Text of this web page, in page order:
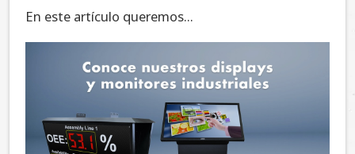
En este artículo queremos...